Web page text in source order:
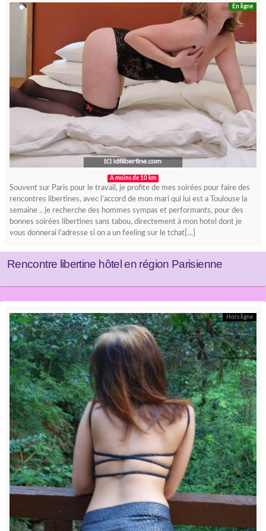
En ligne
A moins de 10 km
Souvent sur Paris pour le travail, je profite de mes soirées pour faire des
rencontres libertines, avec l’accord de mon mari qui lui est a Toulouse la
semaine .. je recherche des hommes sympas et performants, pour des
bonnes soirées libertines sans tabou, directement à mon hotel dont je
vous donnerai l’adresse si on a un feeling sur le tchat[…]
Rencontre libertine hôtel en région Parisienne
Hors ligne